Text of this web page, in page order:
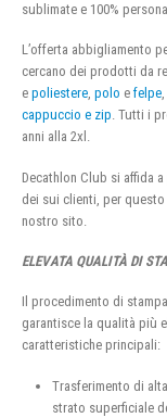
sublimate e 100%
L’offerta abbigliamento
cercano dei prodotti da
e poliestere, polo e felpe
cappuccio e zip. Tutti i
anni alla 2xl.
Decathlon Club si affida
dei sui clienti, per
nostro sito.
ELEVATA QUALITÀ DI
Il procedimento di
garantisce la qualità più
caratteristiche principali:
Trasferimento di
strato superficiale